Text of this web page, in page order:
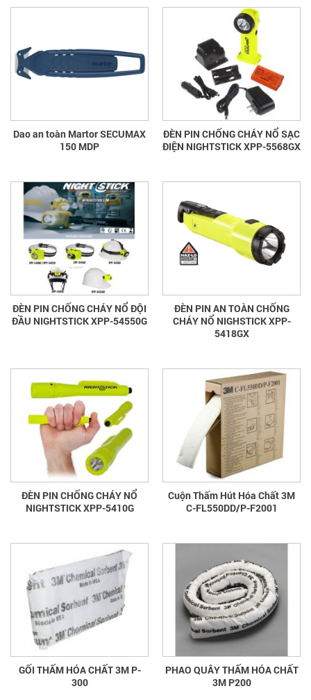
Dao an toàn Martor SECUMAX
150 MDP
ĐÈN PIN CHỐNG CHÁY NỔ SẠC
ĐIỆN NIGHTSTICK XPP-5568GX
ĐÈN PIN CHỐNG CHÁY NỔ ĐỘI
ĐẦU NIGHTSTICK XPP-54550G
ĐÈN PIN AN TOÀN CHỐNG
CHÁY NỔ NIGHSTICK XPP-
5418GX
ĐÈN PIN CHỐNG CHÁY NỔ
NIGHTSTICK XPP-5410G
Cuộn Thấm Hút Hóa Chất 3M
C-FL550DD/P-F2001
GỐI THẤM HÓA CHẤT 3M P-
300
PHAO QUÂY THẤM HÓA CHẤT
3M P200